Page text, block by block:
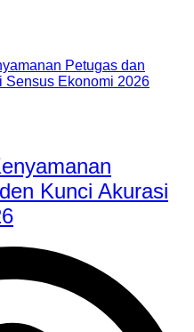
Kunci Akurasi